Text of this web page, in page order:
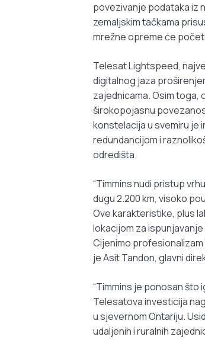
povezivanje podataka iz
zemaljskim tačkama
mrežne opreme će
Telesat Lightspeed,
digitalnog jaza
zajednicama. Osim toga,
širokopojasnu
konstelacija u svemiru je
redundancijom i
odredišta.
“Timmins nudi pristup
dugu 2.200 km, visoko
Ove karakteristike, plus
lokacijom za
Cijenimo
je Asit Tandon, glavni
“Timmins je ponosan
Telesatova investicija
u sjevernom Ontariju.
udaljenih i ruralnih